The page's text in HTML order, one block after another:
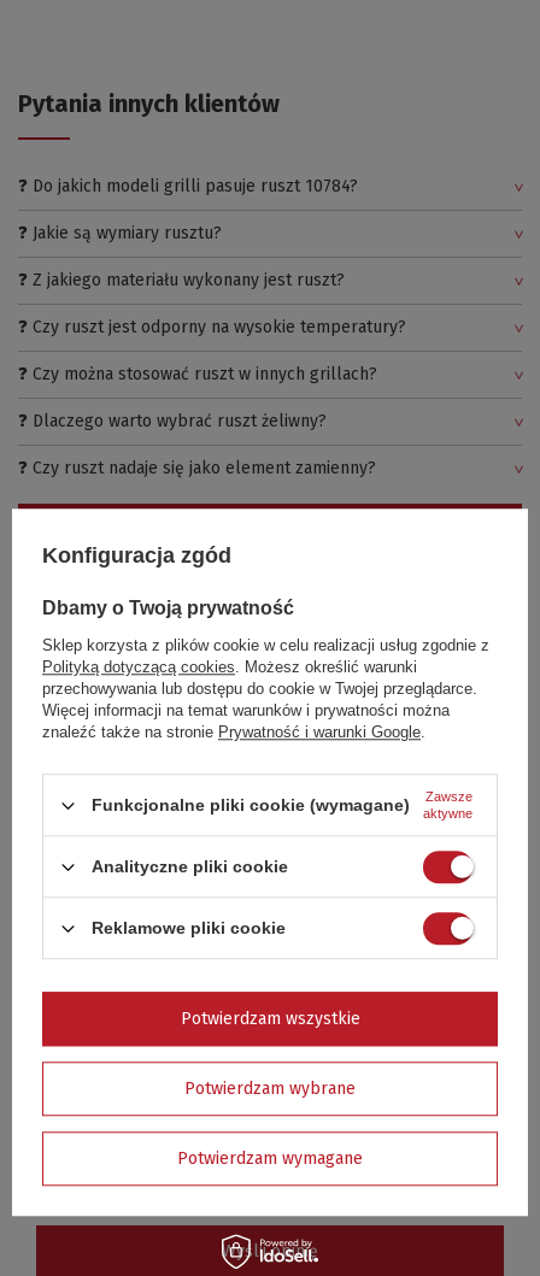
Pytania innych klientów
❓ Do jakich modeli grilli pasuje ruszt 10784?
❓ Jakie są wymiary rusztu?
❓ Z jakiego materiału wykonany jest ruszt?
❓ Czy ruszt jest odporny na wysokie temperatury?
❓ Czy można stosować ruszt w innych grillach?
❓ Dlaczego warto wybrać ruszt żeliwny?
❓ Czy ruszt nadaje się jako element zamienny?
Dodaj swoją opinię
Twoja ocena:
5/5
Treść twojej opinii
Wyślij opinię
Konfiguracja zgód
Dbamy o Twoją prywatność
Sklep korzysta z plików cookie w celu realizacji usług zgodnie z
Polityką dotyczącą cookies. Możesz określić warunki
przechowywania lub dostępu do cookie w Twojej przeglądarce.
Więcej informacji na temat warunków i prywatności można
znaleźć także na stronie Prywatność i warunki Google.
Funkcjonalne pliki cookie (wymagane)
Zawsze
aktywne
Analityczne pliki cookie
Reklamowe pliki cookie
Potwierdzam wybrane
Potwierdzam wymagane
Potwierdzam wszystkie